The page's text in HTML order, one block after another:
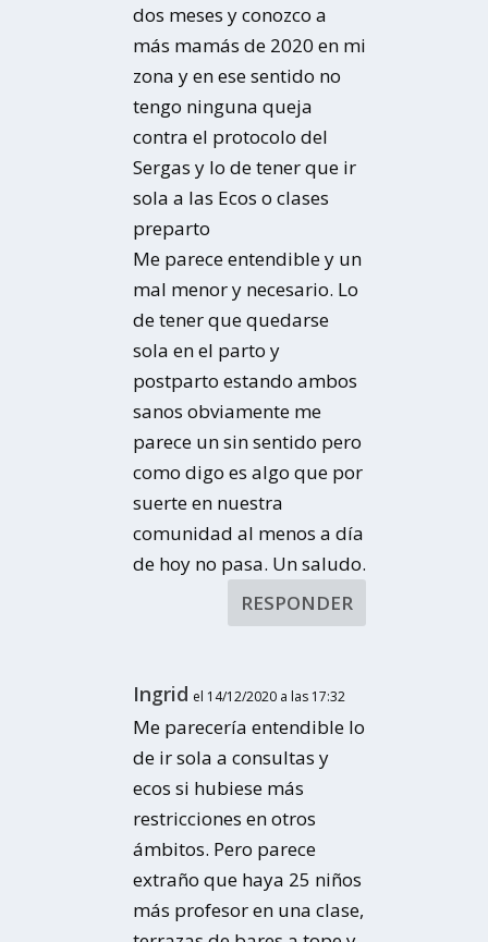
dos meses y conozco a
más mamás de 2020 en mi
zona y en ese sentido no
tengo ninguna queja
contra el protocolo del
Sergas y lo de tener que ir
sola a las Ecos o clases
preparto
Me parece entendible y un
mal menor y necesario. Lo
de tener que quedarse
sola en el parto y
postparto estando ambos
sanos obviamente me
parece un sin sentido pero
como digo es algo que por
suerte en nuestra
comunidad al menos a día
de hoy no pasa. Un saludo.
RESPONDER
Ingrid el 14/12/2020 a las 17:32
Me parecería entendible lo
de ir sola a consultas y
ecos si hubiese más
restricciones en otros
ámbitos. Pero parece
extraño que haya 25 niños
más profesor en una clase,